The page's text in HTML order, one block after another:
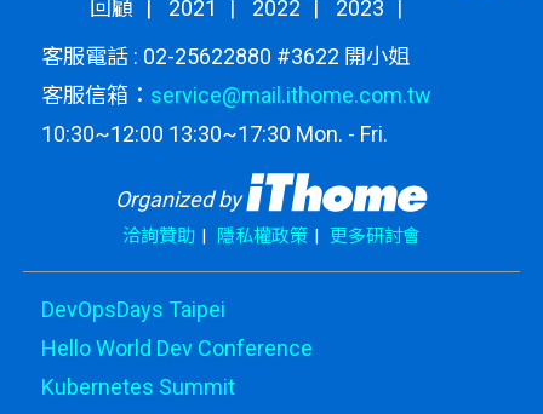
回顧 2021 2022
2023
客服電話 : 02-25622880 #3622 開小姐
客服信箱： service@mail.ithome.com.tw
10:30~12:00 13:30~17:30 Mon. - Fri.
Organized by
洽詢贊助 隱私權政策 更多研討會
DevOpsDays Taipei
Hello World Dev Conference
Kubernetes Summit